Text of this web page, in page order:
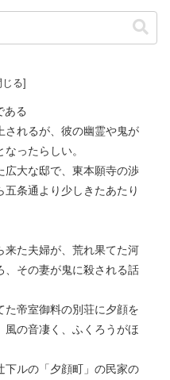
ある
されるが、彼の幽霊や鬼が
ったらしい。
広大な邸で、東本願寺の渉
条通より少しきたあたり
来た夫婦が、荒れ果てた河
、その妻が鬼に殺される話
た帝室御料の別荘に夕顔を
風の音凄く、ふくろうがほ
下ルの「夕顔町」の民家の